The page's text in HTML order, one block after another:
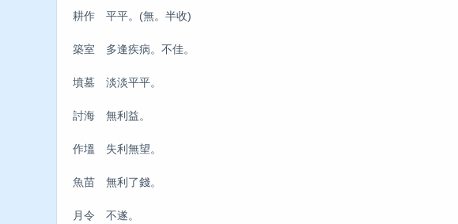
耕作 平平。(無。半收)
築室 多逢疾病。不佳。
墳墓 淡淡平平。
討海 無利益。
作塭 失利無望。
魚苗 無利了錢。
月令 不遂。